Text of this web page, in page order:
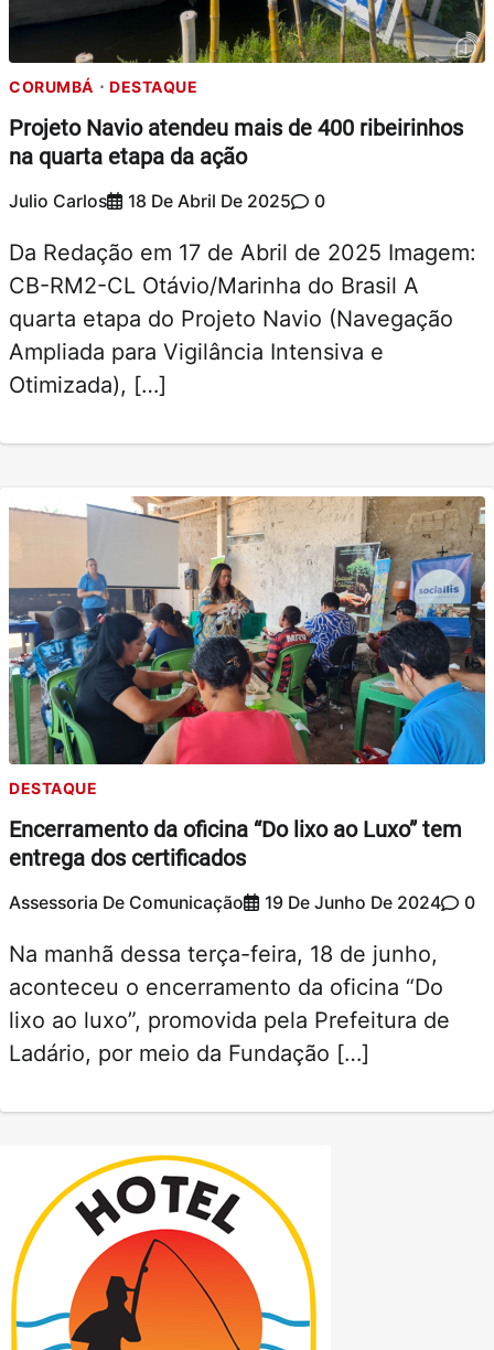
CORUMBÁ DESTAQUE
Projeto Navio atendeu mais de 400 ribeirinhos
na quarta etapa da ação
Julio Carlos 18 De Abril De 2025 0
Da Redação em 17 de Abril de 2025 Imagem:
CB-RM2-CL Otávio/Marinha do Brasil A
quarta etapa do Projeto Navio (Navegação
Ampliada para Vigilância Intensiva e
Otimizada), […]
DESTAQUE
Encerramento da oficina “Do lixo ao Luxo” tem
entrega dos certificados
Assessoria De Comunicação 19 De Junho De 2024 0
Na manhã dessa terça-feira, 18 de junho,
aconteceu o encerramento da oficina “Do
lixo ao luxo”, promovida pela Prefeitura de
Ladário, por meio da Fundação […]